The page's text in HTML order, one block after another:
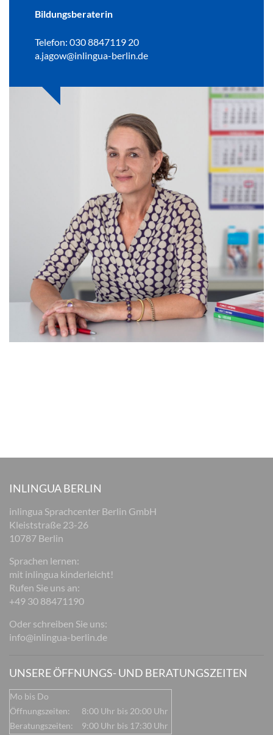
Bildungsberaterin
Telefon: 030 8847119 20
a.jagow@inlingua-berlin.de
INLINGUA BERLIN
inlingua Sprachcenter Berlin GmbH
Kleiststraße 23-26
10787 Berlin
Sprachen lernen:
mit inlingua kinderleicht!
Rufen Sie uns an:
+49 30 88471190
Oder schreiben Sie uns:
info@inlingua-berlin.de
UNSERE ÖFFNUNGS- UND BERATUNGSZEITEN
Mo bis Do
Öffnungszeiten:
8:00 Uhr bis 20:00 Uhr
Beratungszeiten:
9:00 Uhr bis 17:30 Uhr